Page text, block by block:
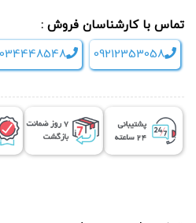
تماس با کارشناسان فروش :
09212353058